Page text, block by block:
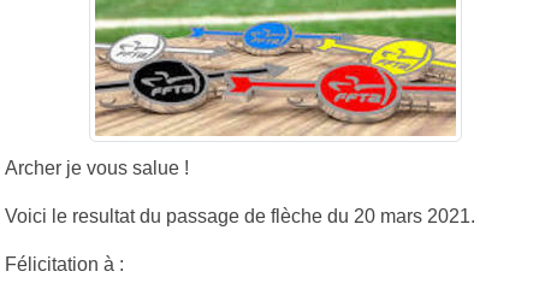
Archer je vous salue !
Voici le resultat du passage de flèche du 20 mars 2021.
Félicitation à :